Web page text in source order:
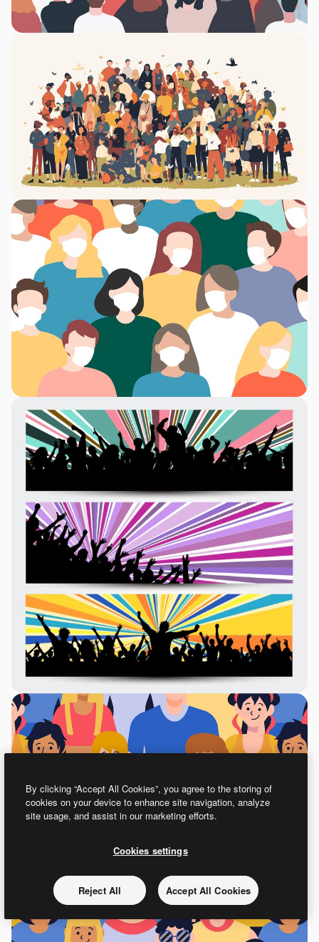
By clicking “Accept All Cookies”, you agree to the storing of
cookies on your device to enhance site navigation, analyze
site usage, and assist in our marketing efforts.
Cookies settings
Reject All Accept All Cookies